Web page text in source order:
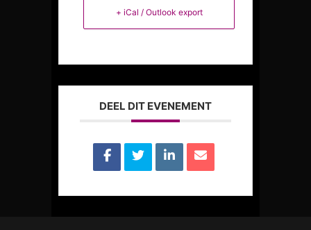
+ iCal / Outlook export
DEEL DIT EVENEMENT